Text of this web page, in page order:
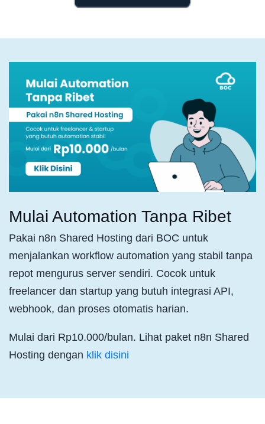
Mulai Automation Tanpa Ribet
Pakai n8n Shared Hosting dari BOC untuk
menjalankan workflow automation yang stabil tanpa
repot mengurus server sendiri. Cocok untuk
freelancer dan startup yang butuh integrasi API,
webhook, dan proses otomatis harian.
Mulai dari Rp10.000/bulan. Lihat paket n8n Shared
Hosting dengan klik disini